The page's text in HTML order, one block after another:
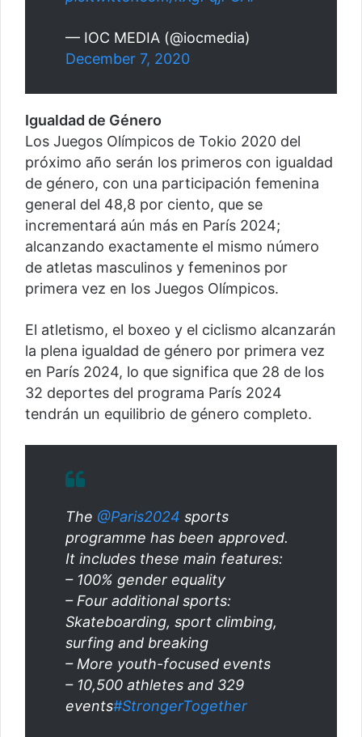
— IOC MEDIA (@iocmedia)
December 7, 2020
Igualdad de Género
Los Juegos Olímpicos de Tokio 2020 del
próximo año serán los primeros con igualdad
de género, con una participación femenina
general del 48,8 por ciento, que se
incrementará aún más en París 2024;
alcanzando exactamente el mismo número
de atletas masculinos y femeninos por
primera vez en los Juegos Olímpicos.
El atletismo, el boxeo y el ciclismo alcanzarán
la plena igualdad de género por primera vez
en París 2024, lo que significa que 28 de los
32 deportes del programa París 2024
tendrán un equilibrio de género completo.
The @Paris2024 sports
programme has been approved.
It includes these main features:
– 100% gender equality
– Four additional sports:
Skateboarding, sport climbing,
surfing and breaking
– More youth-focused events
– 10,500 athletes and 329
events#StrongerTogether